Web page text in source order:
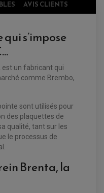
AVIS CLIENTS
s’impose
est un fabricant qui
comme Brembo,
sont utilisés pour
des plaquettes de
qualité, tant sur les
le processus de
Brenta, la